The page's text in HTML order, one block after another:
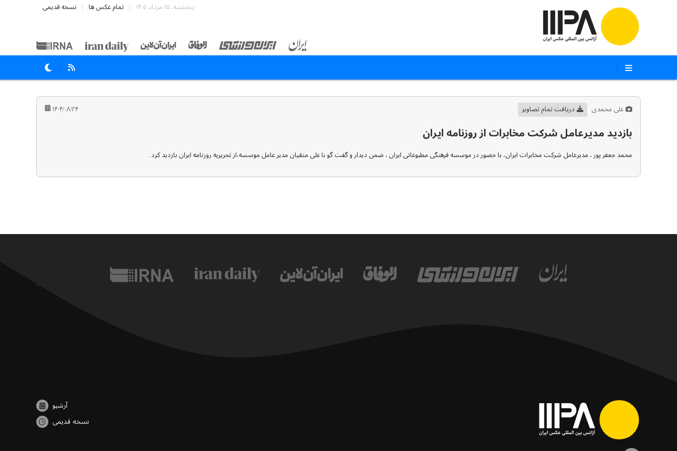
پنجشنبه، ۱۵ مرداد ۱۴۰۵ تمام عکس ها نسخه قدیمی
علی محمدی دریافت تمام تصاویر ۱۴۰۴/۰۸/۲۴
بازدید مدیرعامل شرکت مخابرات از روزنامه ایران
محمد جعفر پور ، مدیرعامل شرکت مخابرات ایران، با حضور در موسسه فرهنگی مطبوعاتی ایران ، ضمن دیدار و گفت گو با علی متقیان مدیر عامل موسسه،از تحریریه روزنامه ایران بازدید کرد .
آرشیو
نسخه قدیمی